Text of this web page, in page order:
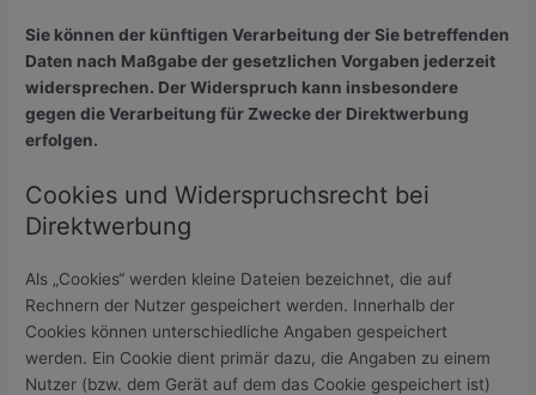
Sie können der künftigen Verarbeitung der Sie betreffenden
Daten nach Maßgabe der gesetzlichen Vorgaben jederzeit
widersprechen. Der Widerspruch kann insbesondere
gegen die Verarbeitung für Zwecke der Direktwerbung
erfolgen.
Cookies und Widerspruchsrecht bei
Direktwerbung
Als „Cookies“ werden kleine Dateien bezeichnet, die auf
Rechnern der Nutzer gespeichert werden. Innerhalb der
Cookies können unterschiedliche Angaben gespeichert
werden. Ein Cookie dient primär dazu, die Angaben zu einem
Nutzer (bzw. dem Gerät auf dem das Cookie gespeichert ist)